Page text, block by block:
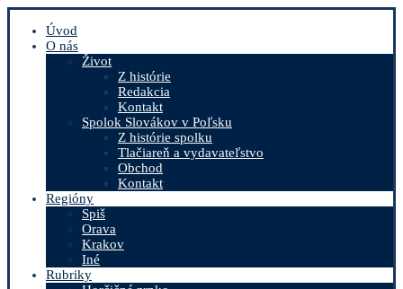
Úvod
O nás
Život
Z histórie
Redakcia
Kontakt
Spolok Slovákov v Poľsku
Z histórie spolku
Tlačiareň a vydavateľstvo
Obchod
Kontakt
Regióny
Spiš
Orava
Krakov
Iné
Rubriky